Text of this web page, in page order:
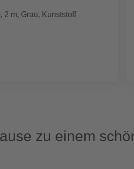
2 m, Grau, Kunststoff
zu einem